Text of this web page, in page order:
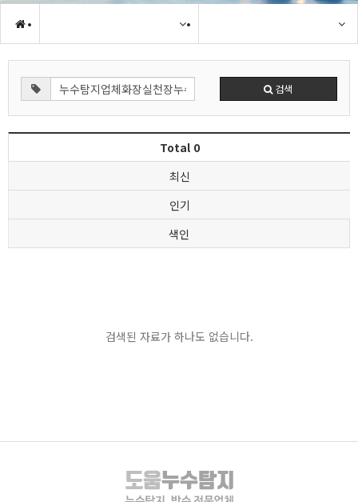
검색
Total 0
최신
인기
색인
검색된 자료가 하나도 없습니다.